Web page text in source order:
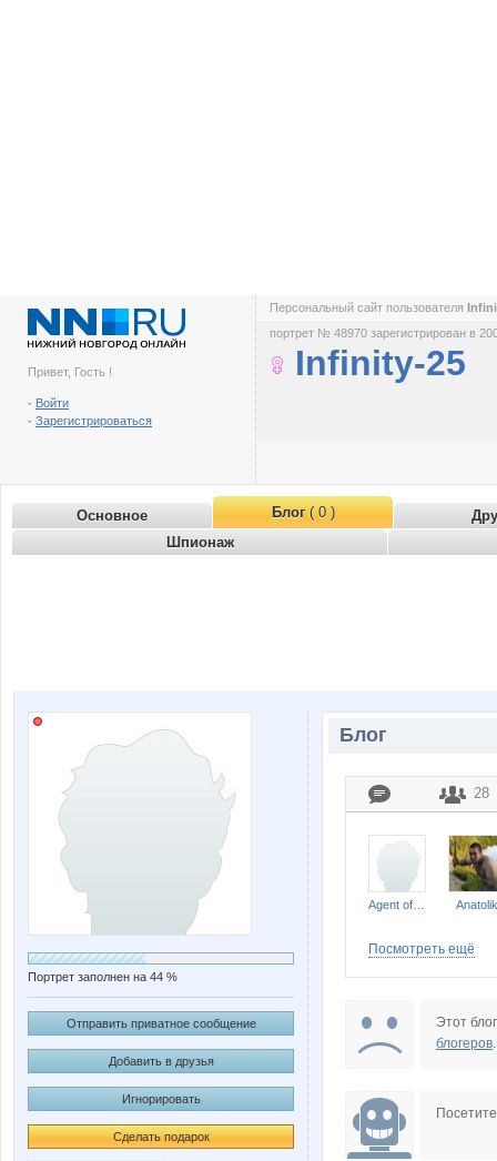
Привет, Гость !
- Войти
- Зарегистрироваться
Персональный сайт пользователя
портрет № 48970 зарегистрирован в
Infinity-25
Основное Блог( 0 )
Шпионаж
Портрет заполнен на 44 %
Отправить приватное сообщение
Добавить в друзья
Игнорировать
Сделать подарок
Блог
28
Anatolik
sLuda
Посмотреть ещё
Этот
блогеров.